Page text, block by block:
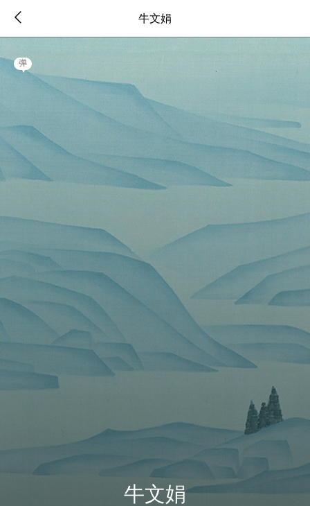
牛文娟
弹
牛文娟